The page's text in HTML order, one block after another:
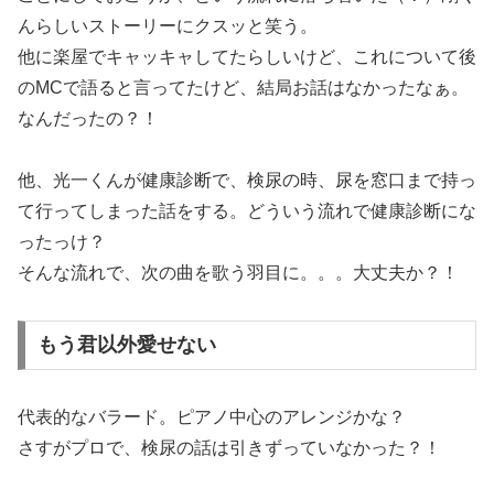
んらしいストーリーにクスッと笑う。
他に楽屋でキャッキャしてたらしいけど、これについて後
のMCで語ると言ってたけど、結局お話はなかったなぁ。
なんだったの？！
他、光一くんが健康診断で、検尿の時、尿を窓口まで持っ
て行ってしまった話をする。どういう流れで健康診断にな
ったっけ？
そんな流れで、次の曲を歌う羽目に。。。大丈夫か？！
もう君以外愛せない
代表的なバラード。ピアノ中心のアレンジかな？
さすがプロで、検尿の話は引きずっていなかった？！